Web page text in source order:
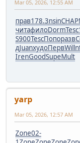
Mar 05, 2026, 12:55 AM
прав178.3nsinCHAP
читафилоDormTesc
S900TescПопоразв
дJuanхудоПервWill
IrenGoodSupeMult
yarp
Mar 05, 2026, 12:57 AM
Zone02-